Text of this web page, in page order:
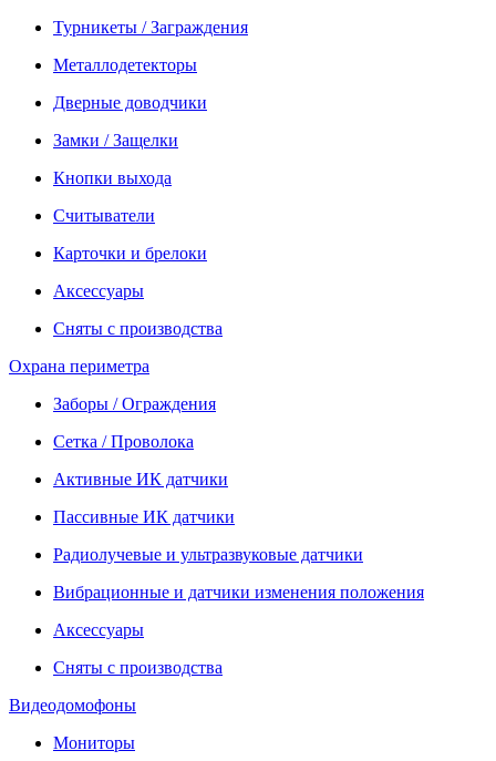
Турникеты / Заграждения
Металлодетекторы
Дверные доводчики
Замки / Защелки
Кнопки выхода
Считыватели
Карточки и брелоки
Аксессуары
Сняты с производства
Охрана периметра
Заборы / Ограждения
Сетка / Проволока
Активные ИК датчики
Пассивные ИК датчики
Радиолучевые и ультразвуковые датчики
Вибрационные и датчики изменения положения
Аксессуары
Сняты с производства
Видеодомофоны
Мониторы